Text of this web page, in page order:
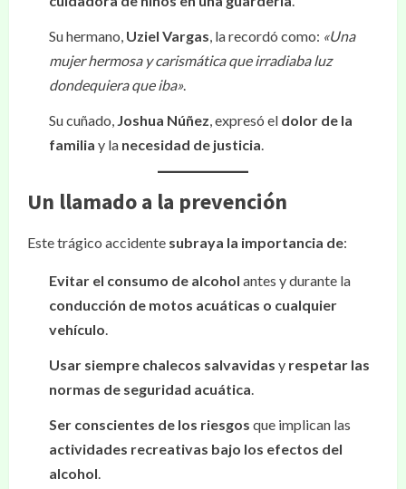
Su hermano, Uziel Vargas, la recordó como: «Una
mujer hermosa y carismática que irradiaba luz
dondequiera que iba».
Su cuñado, Joshua Núñez, expresó el dolor de la
familia y la necesidad de justicia.
Un llamado a la prevención
Este trágico accidente subraya la importancia de:
Evitar el consumo de alcohol antes y durante la
conducción de motos acuáticas o cualquier
vehículo.
Usar siempre chalecos salvavidas y respetar las
normas de seguridad acuática.
Ser conscientes de los riesgos que implican las
actividades recreativas bajo los efectos del
alcohol.